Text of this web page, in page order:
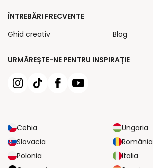
URMĂREȘTE-NE PENTRU INSPIRAȚIE
Cehia
Ungaria
Slovacia
România
Polonia
Italia
ÎNTREBĂRI FRECVENTE
Ghid creativ
Blog